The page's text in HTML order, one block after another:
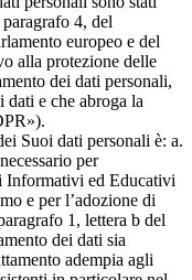
4, del
europeo e del
alla protezione delle
dei dati personali,
e che abroga la
Suoi dati personali è: a.
per
Informativi ed Educativi
e per l’adozione di
1, lettera b del
dei dati sia
adempia agli